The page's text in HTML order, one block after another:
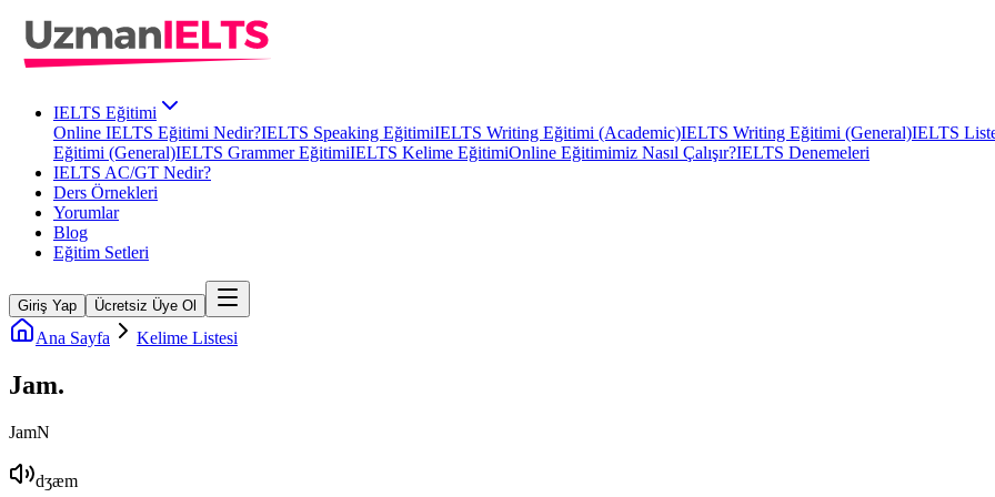
IELTS Eğitimi
Online IELTS Eğitimi Nedir?IELTS Speaking EğitimiIELTS Writing Eğitimi (Academic)IELTS Writing Eğitimi (General)IELTS
Eğitimi (General)IELTS Grammer EğitimiIELTS Kelime EğitimiOnline Eğitimimiz Nasıl Çalışır?IELTS Denemeleri
IELTS AC/GT Nedir?
Ders Örnekleri
Yorumlar
Blog
Eğitim Setleri
Giriş Yap Ücretsiz Üye Ol
Ana Sayfa Kelime Listesi
Jam.
JamN
dʒæm